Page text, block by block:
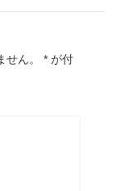
ん。 * が付